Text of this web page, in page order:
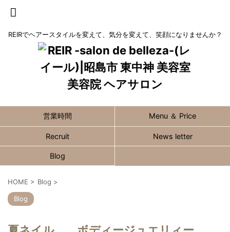
REIRでヘアースタイルを変えて、気分を変えて、笑顔になりませんか？
営業時間 Menu ＆ Price
Recruit News letter
Blog
HOME > Blog >
Blog